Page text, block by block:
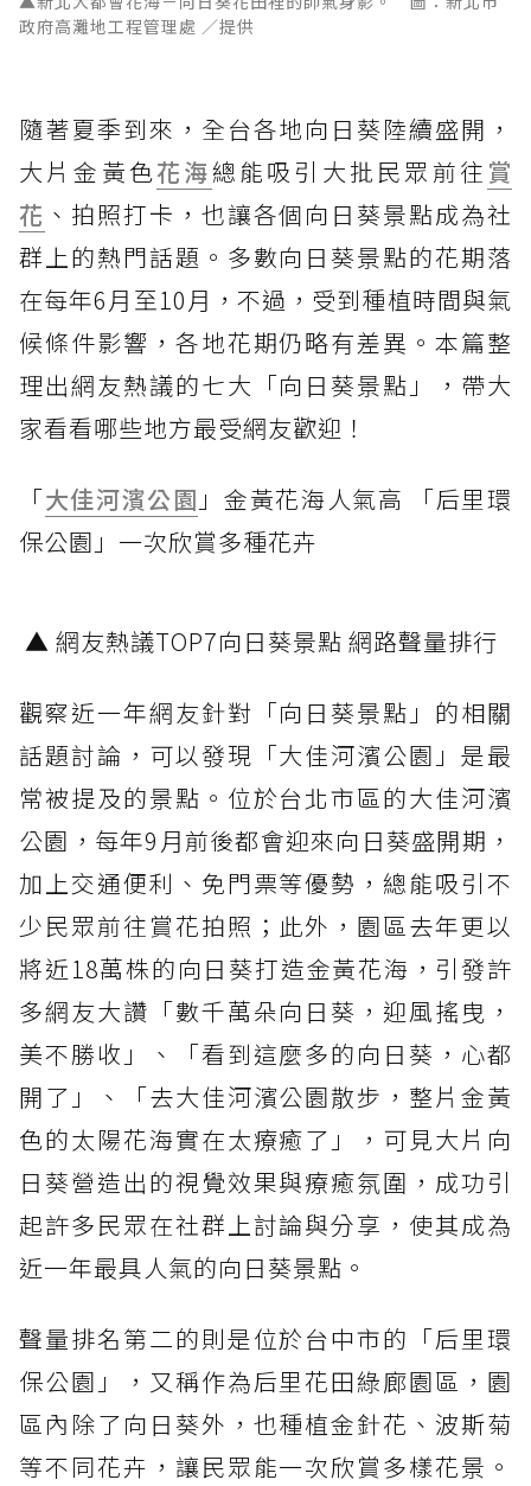
政府高灘地工程管理處 ／提供
隨著夏季到來，全台各地向日葵陸續盛開，
大片金黃色花海總能吸引大批民眾前往 賞
花 、拍照打卡，也讓各個向日葵景點成為社
群上的熱門話題。多數向日葵景點的花期落
在每年6月至10月，不過，受到種植時間與氣
候條件影響，各地花期仍略有差異。本篇整
理出網友熱議的七大「向日葵景點」，帶大
家看看哪些地方最受網友歡迎！
「大佳河濱公園 」金黃花海人氣高 「后里環
保公園」一次欣賞多種花卉
▲ 網友熱議TOP7向日葵景點 網路聲量排行
觀察近一年網友針對「向日葵景點」的相關
話題討論，可以發現「大佳河濱公園」是最
常被提及的景點。位於台北市區的大佳河濱
公園，每年9月前後都會迎來向日葵盛開期，
加上交通便利、免門票等優勢，總能吸引不
少民眾前往賞花拍照；此外，園區去年更以
將近18萬株的向日葵打造金黃花海，引發許
多網友大讚「數千萬朵向日葵，迎風搖曳，
美不勝收」、「看到這麼多的向日葵，心都
開了」、「去大佳河濱公園散步，整片金黃
色的太陽花海實在太療癒了」，可見大片向
日葵營造出的視覺效果與療癒氛圍，成功引
起許多民眾在社群上討論與分享，使其成為
近一年最具人氣的向日葵景點。
聲量排名第二的則是位於台中市的「后里環
保公園」，又稱作為后里花田綠廊園區，園
區內除了向日葵外，也種植金針花、波斯菊
等不同花卉，讓民眾能一次欣賞多樣花景。